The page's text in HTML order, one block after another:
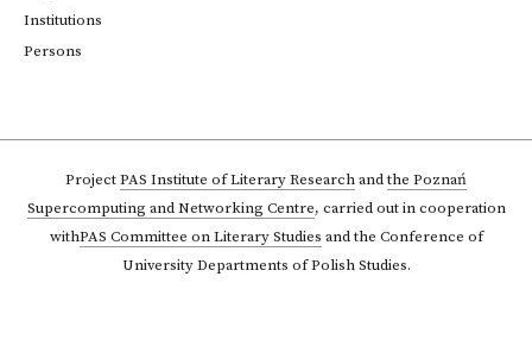
Institutions
Persons
ProjectPAS Institute of Literary Researchandthe Poznań
Supercomputing and Networking Centre, carried out in cooperation
withPAS Committee on Literary Studies and the Conference of
University Departments of Polish Studies.